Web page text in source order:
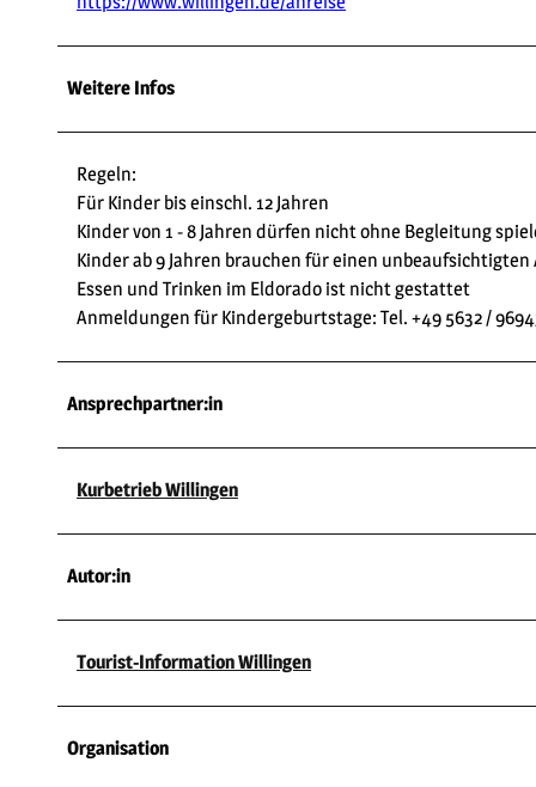
Weitere Infos
Regeln:
Für Kinder bis einschl. 12 Jahren
Kinder von 1 - 8 Jahren dürfen nicht ohne Begleitung
Kinder ab 9 Jahren brauchen für einen
Essen und Trinken im Eldorado ist nicht gestattet
Anmeldungen für Kindergeburtstage: Tel. +49 5632 /
Ansprechpartner:in
Kurbetrieb Willingen
Autor:in
Tourist-Information Willingen
Organisation